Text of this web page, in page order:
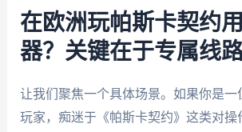
在欧洲玩帕斯卡契约
器？关键在于专属线
让我们聚焦一个具体场景。如果你是一
玩家，痴迷于《帕斯卡契约》这类对操